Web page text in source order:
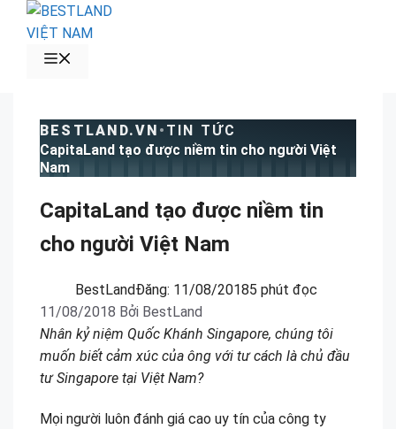
Chuyển
BESTLAND.VN • TIN TỨC
CapitaLand tạo được niềm tin cho người Việt
Nam
CapitaLand tạo được niềm tin
cho người Việt Nam
BestLandĐăng: 11/08/20185 phút đọc
11/08/2018 Bởi BestLand
Nhân kỷ niệm Quốc Khánh Singapore, chúng tôi
muốn biết cảm xúc của ông với tư cách là chủ đầu
tư Singapore tại Việt Nam?
Mọi người luôn đánh giá cao uy tín của công ty